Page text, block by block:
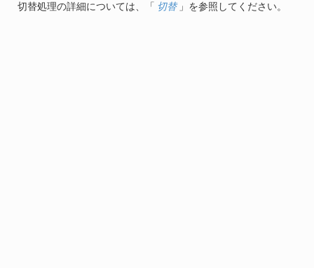
切替処理の詳細については、「 切替」を参照してください。